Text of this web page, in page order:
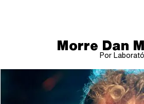
Morre Dan
Por